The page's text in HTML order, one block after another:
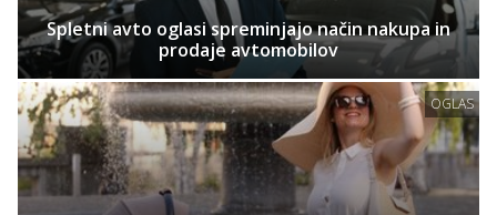
Spletni avto oglasi spreminjajo način nakupa in
prodaje avtomobilov
OGLAS